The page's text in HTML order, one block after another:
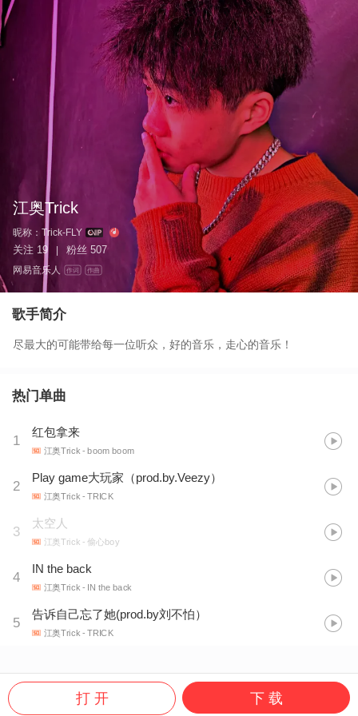
江奥Trick
昵称： Trick-FLY
关注 19 粉丝 507
网易音乐人 作词 作曲
歌手简介
尽最大的可能带给每一位听众，好的音乐，走心的音乐！
热门单曲
1
红包拿来
江奥Trick - boom boom
2
Play game大玩家（prod.by.Veezy）
江奥Trick - TRICK
3
太空人
江奥Trick - 偷心boy
4
IN the back
江奥Trick - IN the back
5
告诉自己忘了她(prod.by刘不怕）
江奥Trick - TRICK
打 开 下 载